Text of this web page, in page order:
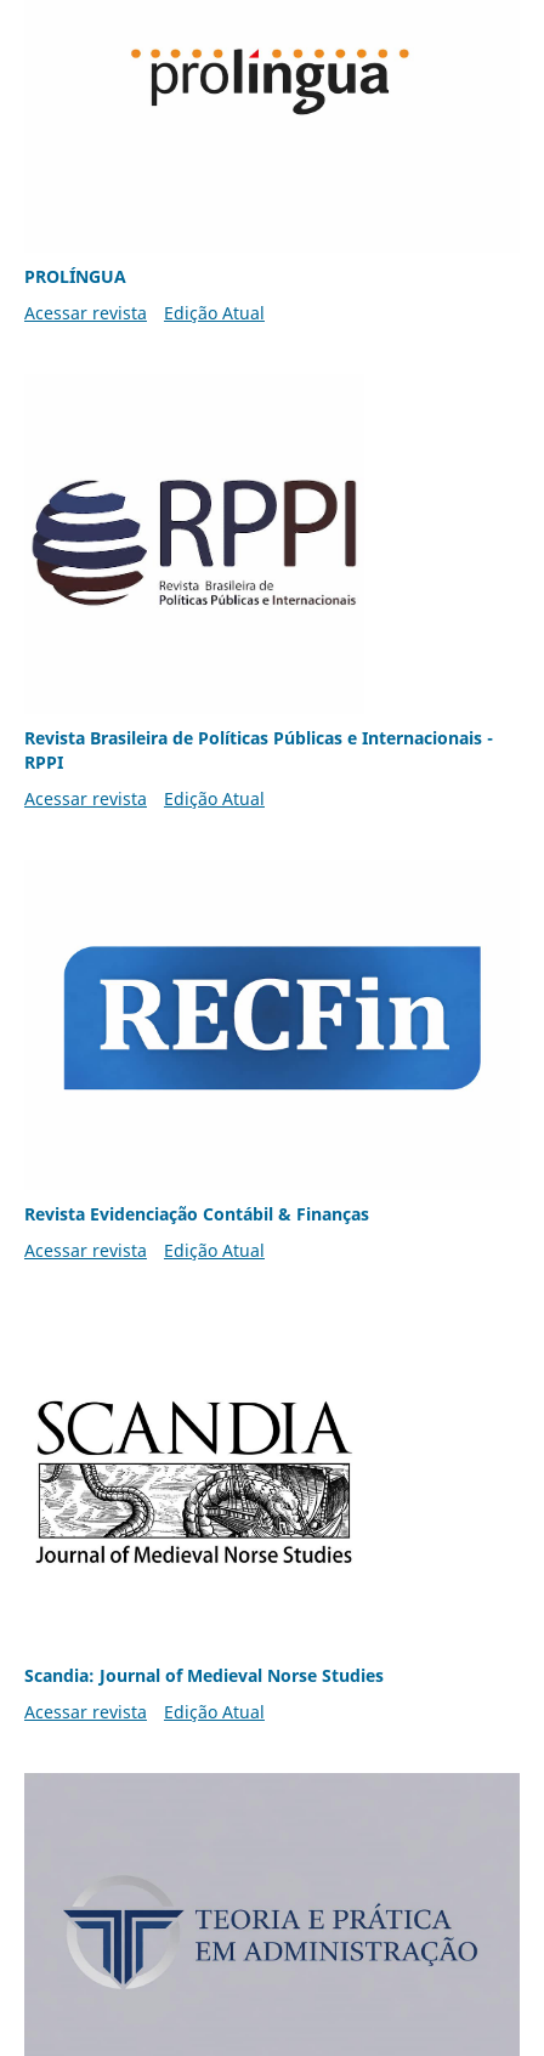
PROLÍNGUA
Acessar revista
Edição Atual
Revista Brasileira de Políticas Públicas e Internacionais -
RPPI
Acessar revista
Edição Atual
Revista Evidenciação Contábil & Finanças
Acessar revista
Edição Atual
Scandia: Journal of Medieval Norse Studies
Acessar revista
Edição Atual